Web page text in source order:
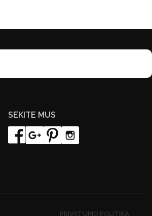
SEKITE MUS
PRIVATUMO POLITIKA